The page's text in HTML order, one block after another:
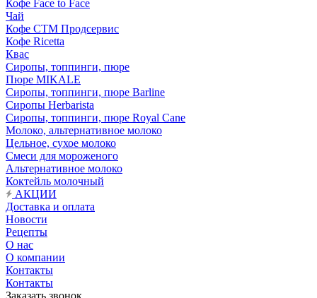
Кофе Face to Face
Чай
Кофе СТМ Продсервис
Кофе Ricetta
Квас
Сиропы, топпинги, пюре
Пюре MIKALE
Сиропы, топпинги, пюре Barline
Сиропы Herbarista
Сиропы, топпинги, пюре Royal Cane
Молоко, альтернативное молоко
Цельное, сухое молоко
Смеси для мороженого
Альтернативное молоко
Коктейль молочный
АКЦИИ
Доставка и оплата
Новости
Рецепты
О нас
О компании
Контакты
Контакты
Заказать звонок